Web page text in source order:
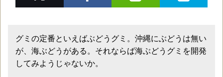
グミの定番といえばぶどうグミ。沖縄にぶどうは無い
が、海ぶどうがある。それならば海ぶどうグミを開発
してみようじゃないか。